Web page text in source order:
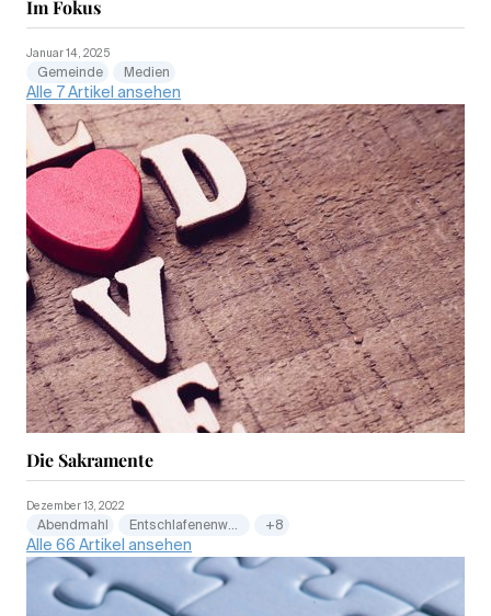
Im Fokus
Januar 14, 2025
Gemeinde Medien
Alle 7 Artikel ansehen
Die Sakramente
Dezember 13, 2022
Abendmahl Entschlafenenwesen +8
Alle 66 Artikel ansehen